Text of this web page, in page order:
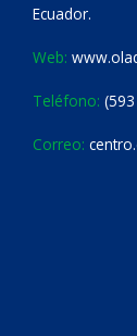
Ecuador.
Web:
Teléfono:
Correo: